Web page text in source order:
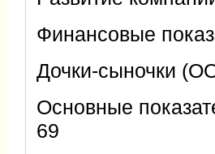
Финансовые
Дочки-сыночки
Основные
69